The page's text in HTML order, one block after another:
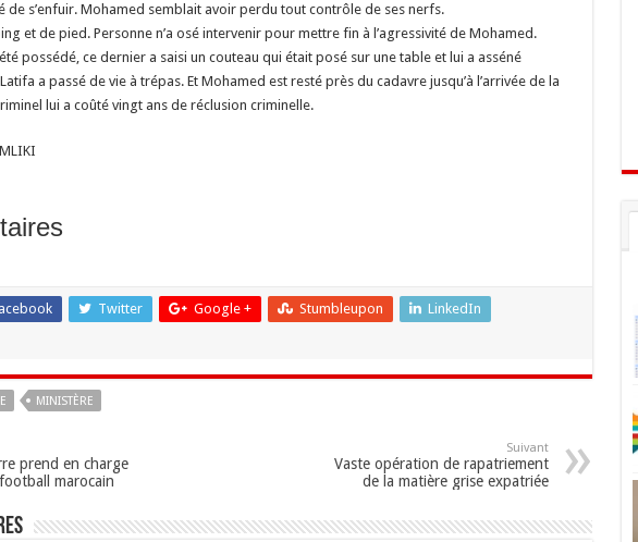
de s’enfuir. Mohamed semblait avoir perdu tout contrôle de ses nerfs.
et de pied. Personne n’a osé intervenir pour mettre fin à l’agressivité de Mohamed.
possédé, ce dernier a saisi un couteau qui était posé sur une table et lui a asséné
a passé de vie à trépas. Et Mohamed est resté près du cadavre jusqu’à l’arrivée de la
lui a coûté vingt ans de réclusion criminelle.
Twitter Google + Stumbleupon
LinkedIn
MINISTÈRE
prend en charge
marocain
Suivant
Vaste opération de rapatriement
de la matière grise expatriée